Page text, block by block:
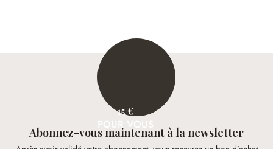
15 €
POUR VOUS
Abonnez-vous maintenant à la newsletter